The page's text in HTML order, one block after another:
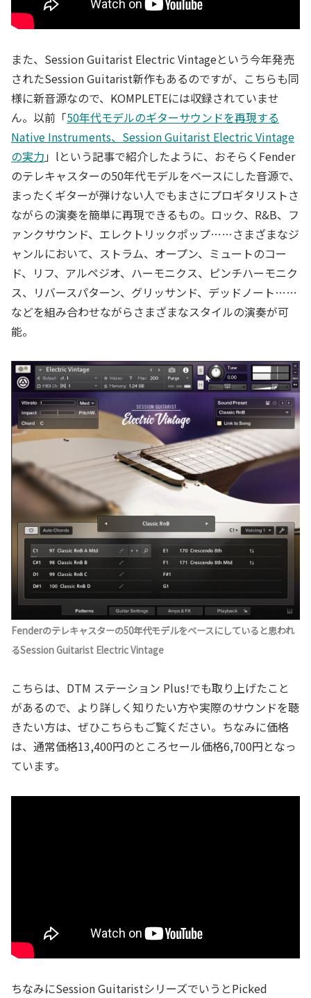
また、Session Guitarist Electric Vintageという今年発売
されたSession Guitarist新作もあるのですが、こちらも同
様に新音源なので、KOMPLETEには収録されていませ
ん。以前「50年代モデルのギターサウンドを再現する
Native Instruments、Session Guitarist Electric Vintage
の実力 」lという記事で紹介したように、おそらくFender
のテレキャスターの50年代モデルをベースにした音源で、
まったくギターが弾けない人でもまさにプロギタリストさ
ながらの演奏を簡単に再現できるもの。ロック、R&B、フ
ァンクサウンド、エレクトリックポップ……さまざまなジ
ャンルにおいて、ストラム、オープン、ミュートのコー
ド、リフ、アルペジオ、ハーモニクス、ピンチハーモニク
ス、リバースパターン、グリッサンド、デッドノート……
などを組み合わせながらさまざまなスタイルの演奏が可
能。
Fenderのテレキャスターの50年代モデルをベースにしていると思われ
るSession Guitarist Electric Vintage
こちらは、DTM ステーション Plus!でも取り上げたこと
があるので、より詳しく知りたい方や実際のサウンドを聴
きたい方は、ぜひこちらもご覧ください。ちなみに価格
は、通常価格13,400円のところセール価格6,700円となっ
ています。
ちなみにSession GuitaristシリーズでいうとPicked